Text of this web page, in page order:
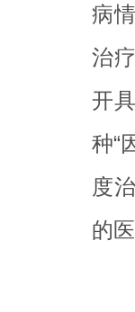
病
治
开
种“
度
的